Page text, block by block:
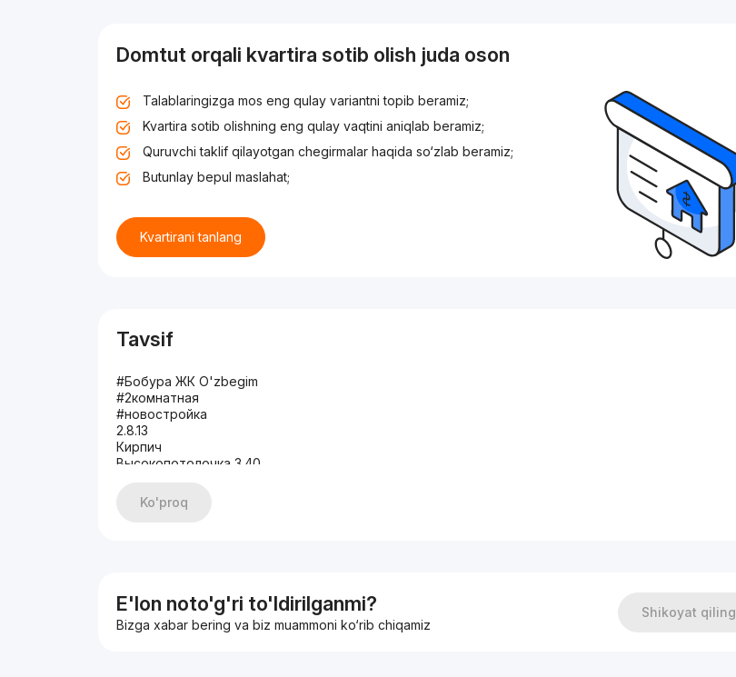
Domtut orqali kvartira sotib olish juda oson
Talablaringizga mos eng qulay variantni topib beramiz;
Kvartira sotib olishning eng qulay vaqtini aniqlab beramiz;
Quruvchi taklif qilayotgan chegirmalar haqida so‘zlab beramiz;
Butunlay bepul maslahat;
Kvartirani tanlang
Tavsif
#Бобура ЖК O'zbegim
#2комнатная
#новостройка
2.8.13
Кирпич
Высокопотолочка 3.40
Раздельная
Не торец
+998950649911
Ko'proq
E'lon noto'g'ri to'ldirilganmi?
Bizga xabar bering va biz muammoni ko‘rib chiqamiz
Shikoyat qiling